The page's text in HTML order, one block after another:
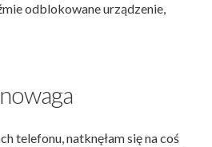
odblokowane urządzenie,
telefonu, natknęłam się na coś